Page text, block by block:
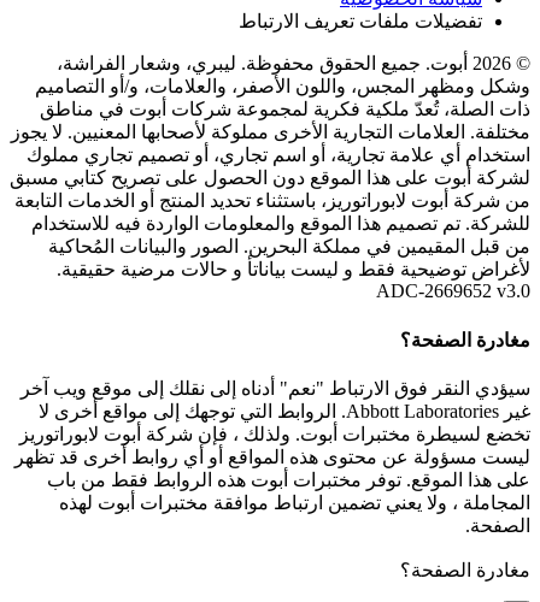
تفضيلات ملفات تعريف الارتباط
© 2026 أبوت. جميع الحقوق محفوظة. ليبري، وشعار الفراشة،
وشكل ومظهر المجس، واللون الأصفر، والعلامات، و/أو التصاميم
ذات الصلة، تُعدّ ملكية فكرية لمجموعة شركات أبوت في مناطق
مختلفة. العلامات التجارية الأخرى مملوكة لأصحابها المعنيين. لا يجوز
استخدام أي علامة تجارية، أو اسم تجاري، أو تصميم تجاري مملوك
لشركة أبوت على هذا الموقع دون الحصول على تصريح كتابي مسبق
من شركة أبوت لابوراتوريز، باستثناء تحديد المنتج أو الخدمات التابعة
للشركة. تم تصميم هذا الموقع والمعلومات الواردة فيه للاستخدام
من قبل المقيمين في مملكة البحرين. الصور والبيانات المُحاكية
لأغراض توضيحية فقط و ليست بياناتأ و حالات مرضية حقيقية.
ADC-2669652 v3.0
مغادرة الصفحة؟
سيؤدي النقر فوق الارتباط "نعم" أدناه إلى نقلك إلى موقع ويب آخر
غير Abbott Laboratories. الروابط التي توجهك إلى مواقع أخرى لا
تخضع لسيطرة مختبرات أبوت. ولذلك ، فإن شركة أبوت لابوراتوريز
ليست مسؤولة عن محتوى هذه المواقع أو أي روابط أخرى قد تظهر
على هذا الموقع. توفر مختبرات أبوت هذه الروابط فقط من باب
المجاملة ، ولا يعني تضمين ارتباط موافقة مختبرات أبوت لهذه
الصفحة.
مغادرة الصفحة؟